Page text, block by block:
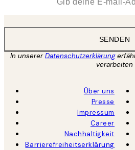
SENDEN
In unsererDatenschutzerklärung
verarbeiten
Über uns
Presse
Impressum
Career
Nachhaltigkeit
Barrierefreiheitserklärung